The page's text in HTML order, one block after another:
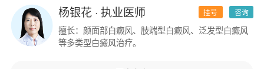
咨询
挂号
杨银花· 执业医师
擅长：颜面部白癜风、肢端型白癜风、泛发型白癜风
等多类型白癜风治疗。